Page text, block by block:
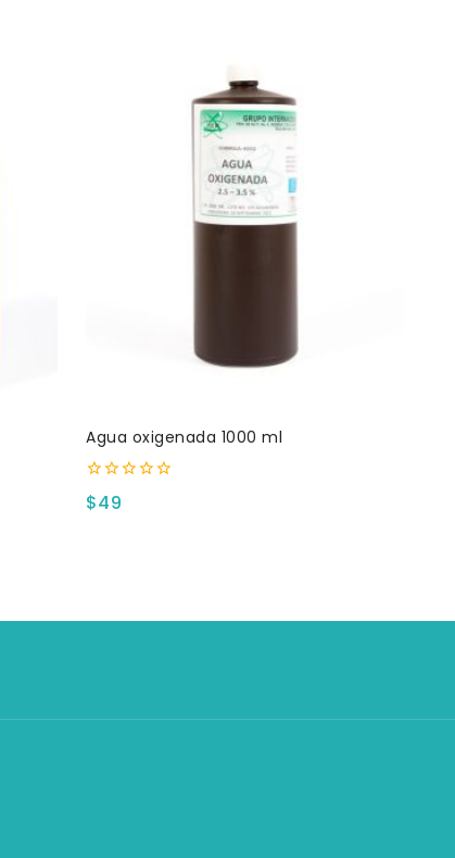
Agua oxigenada 1000 ml
0
fuera
$49